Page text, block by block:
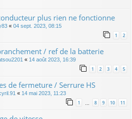
plus rien ne fonctionne
« 04 sept. 2023, 08:15
1 2
/ ref de la batterie
« 14 août 2023, 16:39
1 2 3 4 5
de fermeture / Serrure HS
« 14 mai 2023, 11:23
1 8 9 10 11